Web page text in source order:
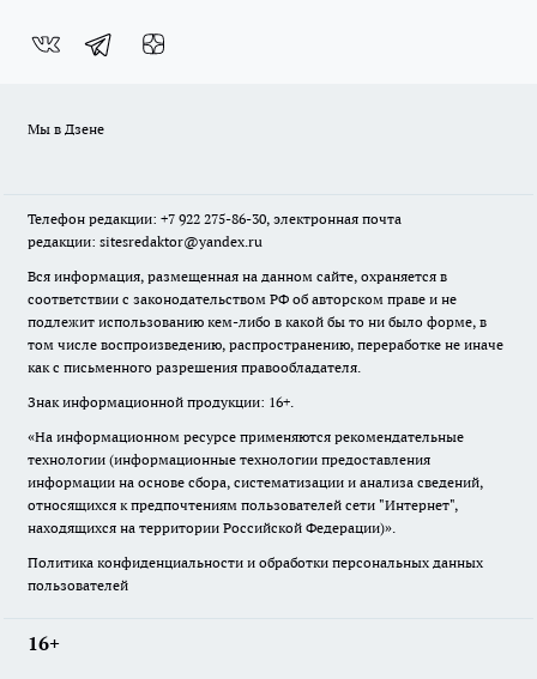
Мы в Дзене
Телефон редакции: +7 922 275-86-30, электронная почта
редакции: sitesredaktor@yandex.ru
Вся информация, размещенная на данном сайте, охраняется в
соответствии с законодательством РФ об авторском праве и не
подлежит использованию кем-либо в какой бы то ни было форме, в
том числе воспроизведению, распространению, переработке не иначе
как с письменного разрешения правообладателя.
Знак информационной продукции: 16+.
«На информационном ресурсе применяются рекомендательные
технологии (информационные технологии предоставления
информации на основе сбора, систематизации и анализа сведений,
относящихся к предпочтениям пользователей сети "Интернет",
находящихся на территории Российской Федерации)».
Политика конфиденциальности и обработки персональных данных
пользователей
16+